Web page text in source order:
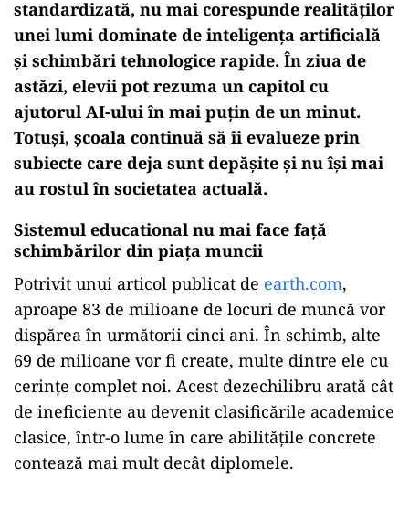
standardizată, nu mai corespunde realităților
unei lumi dominate de inteligența artificială
și schimbări tehnologice rapide. În ziua de
astăzi, elevii pot rezuma un capitol cu
ajutorul AI-ului în mai puțin de un minut.
Totuși, școala continuă să îi evalueze prin
subiecte care deja sunt depășite și nu își mai
au rostul în societatea actuală.
Sistemul educational nu mai face față
schimbărilor din piața muncii
Potrivit unui articol publicat de earth.com,
aproape 83 de milioane de locuri de muncă vor
dispărea în următorii cinci ani. În schimb, alte
69 de milioane vor fi create, multe dintre ele cu
cerințe complet noi. Acest dezechilibru arată cât
de ineficiente au devenit clasificările academice
clasice, într-o lume în care abilitățile concrete
contează mai mult decât diplomele.